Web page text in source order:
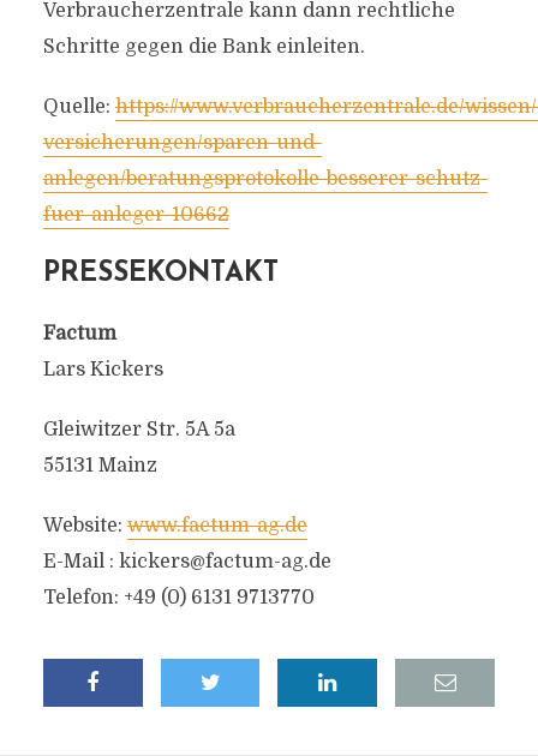
Verbraucherzentrale kann dann rechtliche
Schritte gegen die Bank einleiten.
Quelle:https://www.verbraucherzentrale.de/
versicherungen/sparen-und-
anlegen/beratungsprotokolle-besserer-schutz-
fuer-anleger-10662
PRESSEKONTAKT
Factum
Lars Kickers
Gleiwitzer Str. 5A 5a
55131 Mainz
Website:www.factum-ag.de
E-Mail : kickers@factum-ag.de
Telefon: +49 (0) 6131 9713770